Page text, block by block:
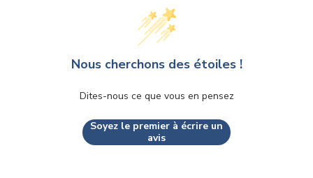
Nous cherchons des étoiles !
Dites-nous ce que vous en pensez
Soyez le premier à écrire un
avis